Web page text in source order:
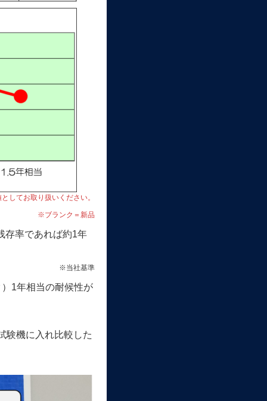
してお取り扱いください。
※ブランク＝新品
率であれば約1年
※当社基準
1年相当の耐候性が
験機に入れ比較した